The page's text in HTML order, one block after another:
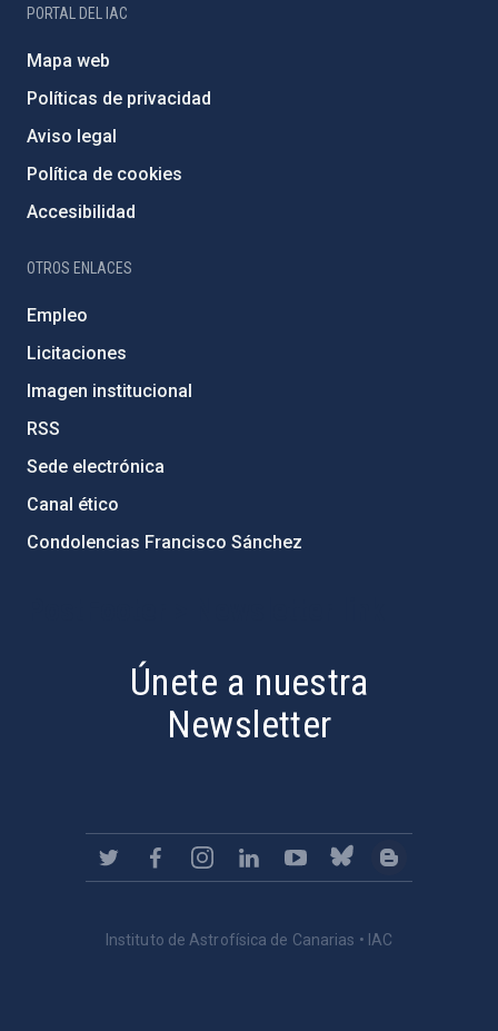
PORTAL DEL IAC
Mapa web
Políticas de privacidad
Aviso legal
Política de cookies
Accesibilidad
OTROS ENLACES
Empleo
Licitaciones
Imagen institucional
RSS
Sede electrónica
Canal ético
Condolencias Francisco Sánchez
Únete a nuestra
Newsletter
Instituto de Astrofísica de Canarias • IAC